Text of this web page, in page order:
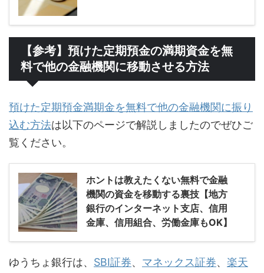
【参考】預けた定期預金の満期資金を無
料で他の金融機関に移動させる方法
預けた定期預金満期金を無料で他の金融機関に振り
込む方法は以下のページで解説しましたのでぜひご
覧ください。
ホントは教えたくない無料で金融
機関の資金を移動する裏技【地方
銀行のインターネット支店、信用
金庫、信用組合、労働金庫もOK】
ゆうちょ銀行は、 SBI証券、 マネックス証券、 楽天